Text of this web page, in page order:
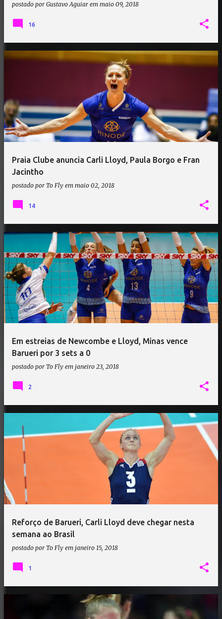
postado por Gustavo Aguiar em maio 09, 2018
16
Praia Clube anuncia Carli Lloyd, Paula Borgo e Fran
Jacintho
postado por To Fly em maio 02, 2018
14
Em estreias de Newcombe e Lloyd, Minas vence
Barueri por 3 sets a 0
postado por To Fly em janeiro 23, 2018
2
Reforço de Barueri, Carli Lloyd deve chegar nesta
semana ao Brasil
postado por To Fly em janeiro 15, 2018
1